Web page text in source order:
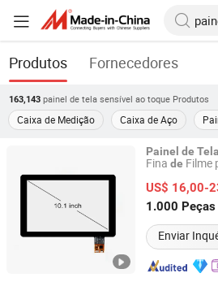
Produtos Fornecedores
163,143 painel de tela sensível ao toque Produtos
Caixa de Medição Caixa de Aço
Painel de Tela
Fina de Filme
US$ 16,00-
1.000 Peças
Enviar
Shenzhen Wu He Tian Cheng
Guangdong, China